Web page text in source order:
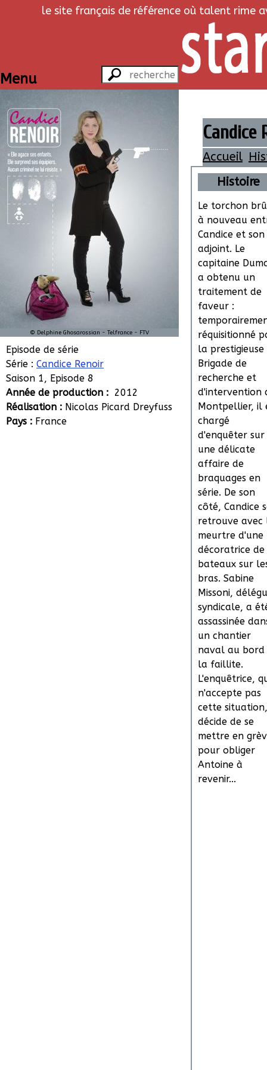
le site français de référence où talent rime
Menu
© Delphine Ghosarossian - Telfrance - FTV
Episode de série
Série : Candice Renoir
Saison 1, Episode 8
Année de production : 2012
Réalisation : Nicolas Picard Dreyfuss
Pays : France
Candice
Accueil
Histoire
Le torchon
à nouveau
Candice et son
adjoint. Le
capitaine
a obtenu un
traitement de
faveur :
réquisitionné
la prestigieuse
Brigade de
recherche et
d'intervention
Montpellier, il
chargé
d'enquêter sur
une délicate
affaire de
braquages en
série. De son
côté, Candice
retrouve avec
meurtre d'une
décoratrice de
bateaux sur
bras. Sabine
Missoni,
syndicale, a
assassinée
un chantier
naval au bord
la faillite.
L'enquêtrice,
n'accepte pas
cette situation,
décide de se
mettre en
pour obliger
Antoine à
revenir...